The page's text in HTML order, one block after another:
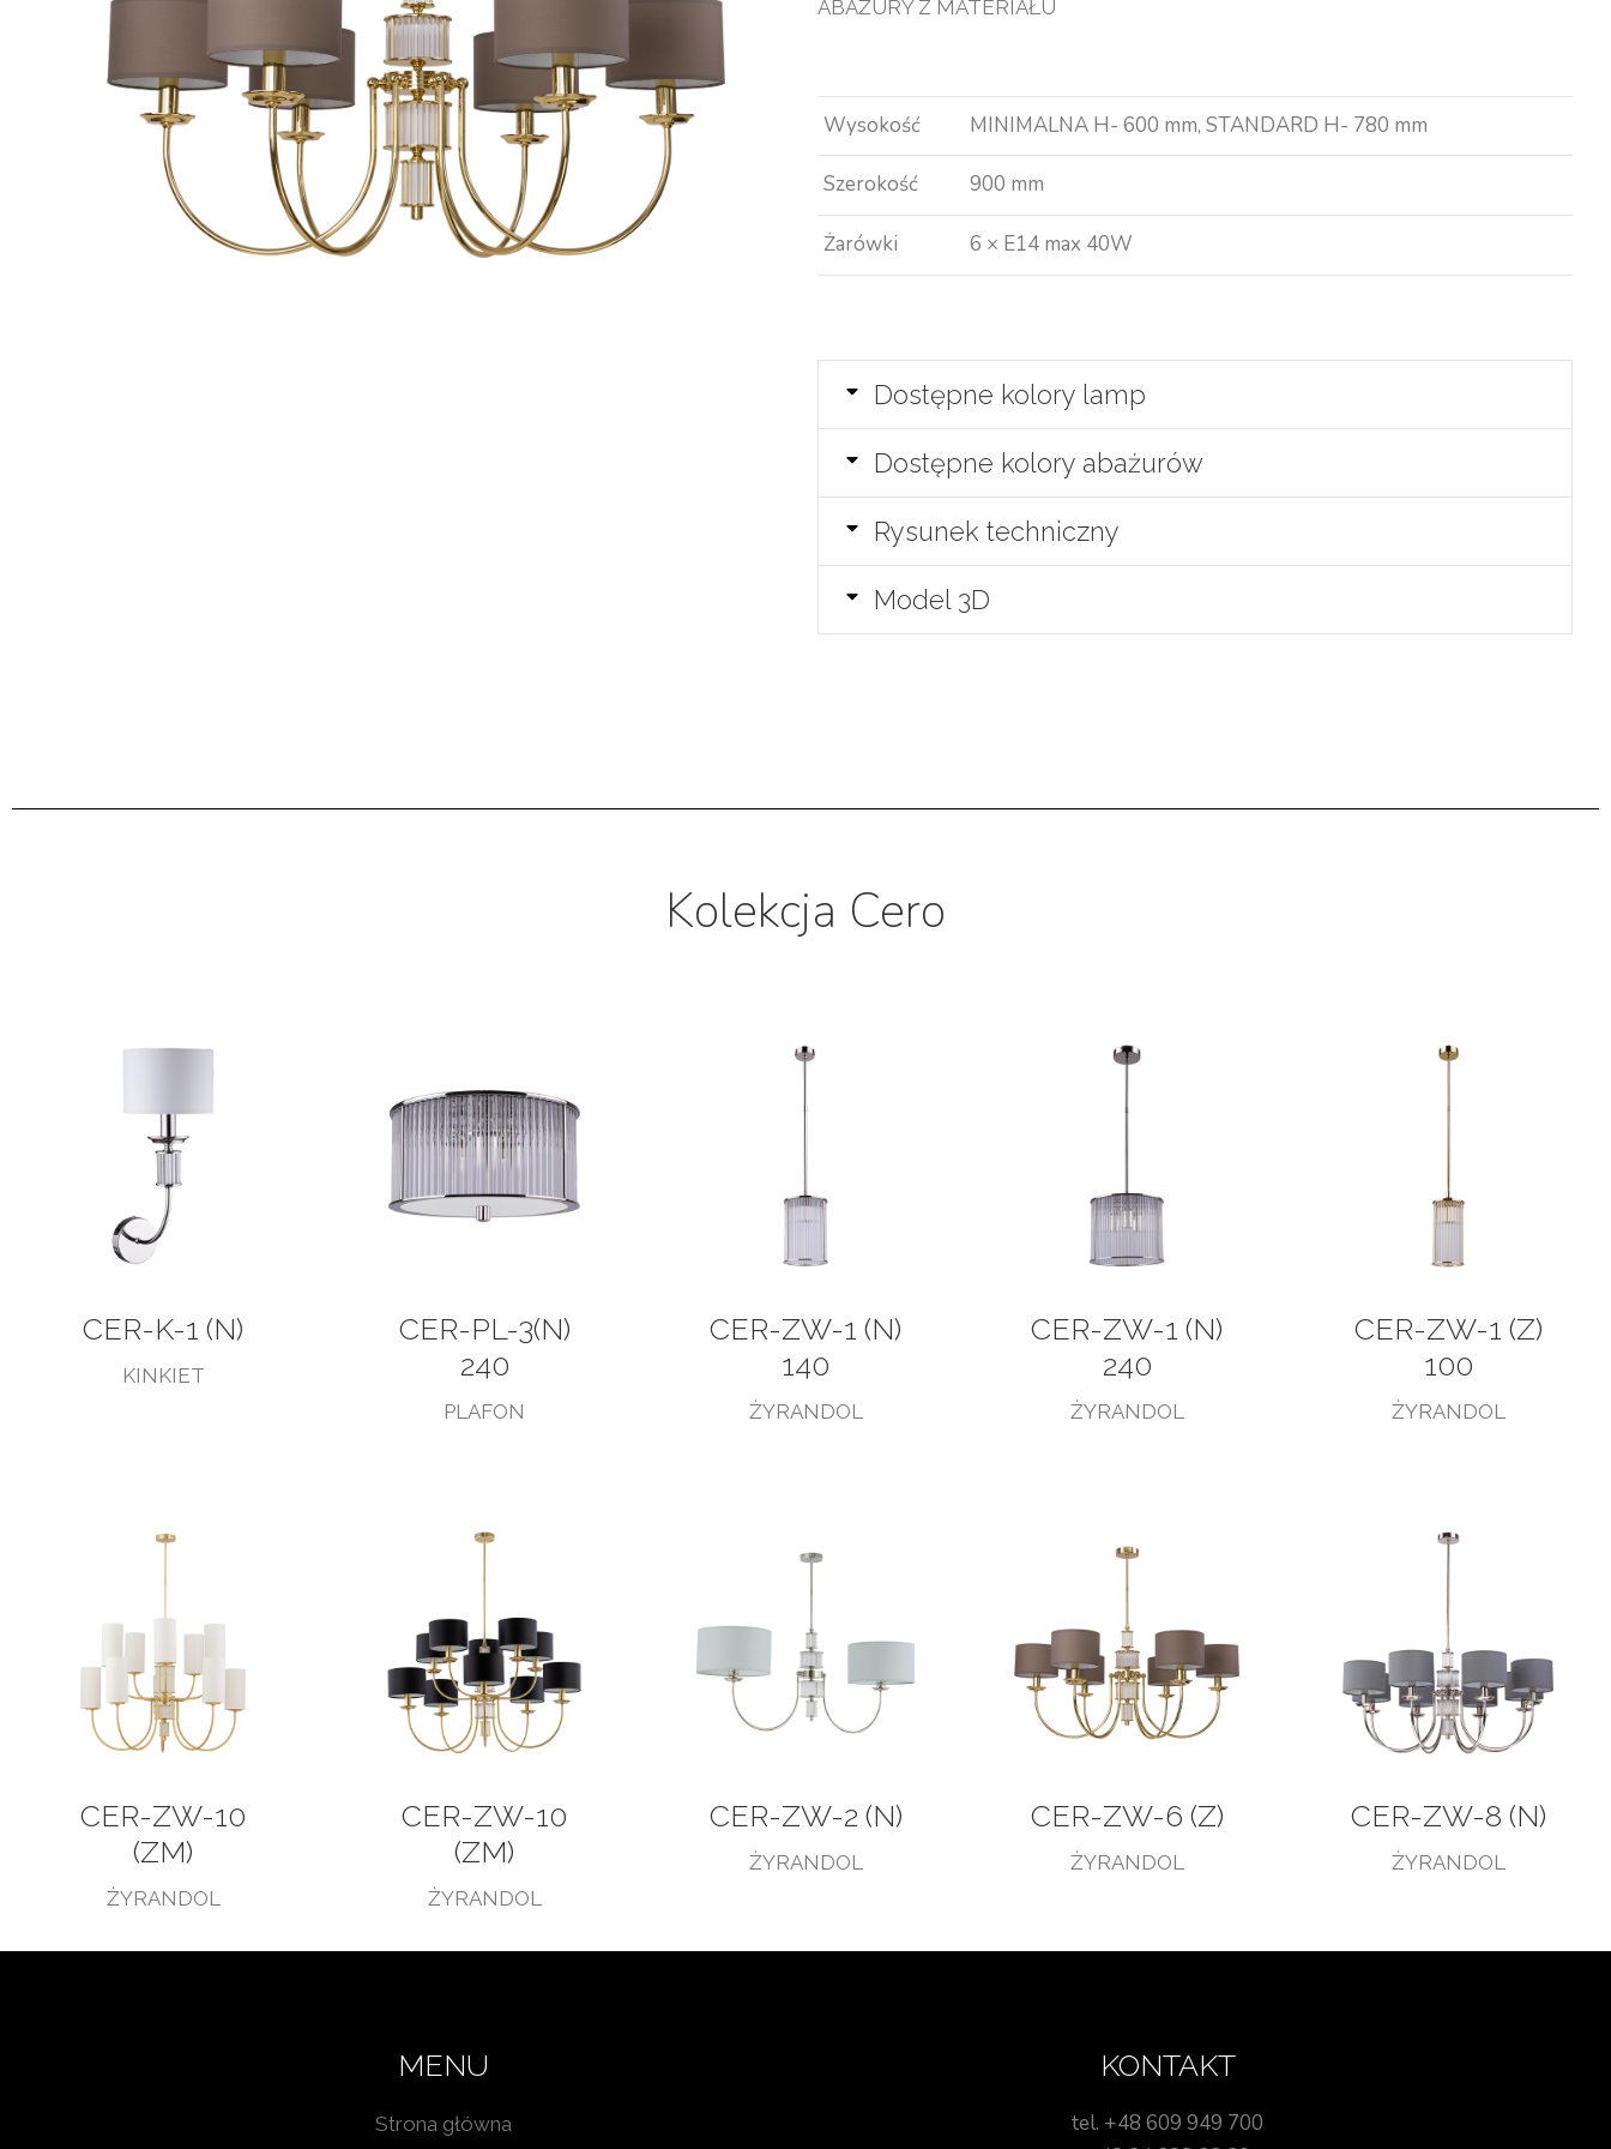
ABAŻURY Z MATERIAŁU
Wysokość MINIMALNA H- 600 mm, STANDARD H- 780 mm
Szerokość 900 mm
Żarówki 6 × E14 max 40W
Dostępne kolory lamp
Dostępne kolory abażurów
Rysunek techniczny
Model 3D
Kolekcja Cero
CER-K-1 (N)
KINKIET
CER-PL-3(N)
240
PLAFON
CER-ZW-1 (N)
140
ŻYRANDOL
CER-ZW-1 (N)
240
ŻYRANDOL
CER-ZW-1 (Z)
100
ŻYRANDOL
CER-ZW-10
(ZM)
ŻYRANDOL
CER-ZW-10
(ZM)
ŻYRANDOL
CER-ZW-2 (N)
ŻYRANDOL
CER-ZW-6 (Z)
ŻYRANDOL
CER-ZW-8 (N)
ŻYRANDOL
MENU
Strona główna
KONTAKT
tel. +48 609 949 700